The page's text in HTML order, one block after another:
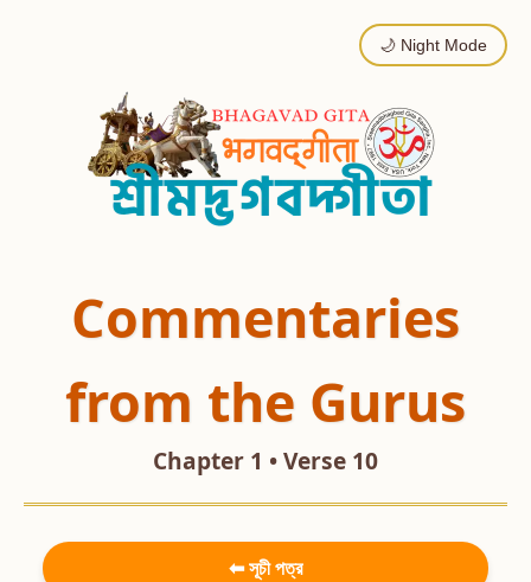
🌙 Night Mode
Commentaries
from the Gurus
Chapter 1 • Verse 10
⬅ সূচী পত্র